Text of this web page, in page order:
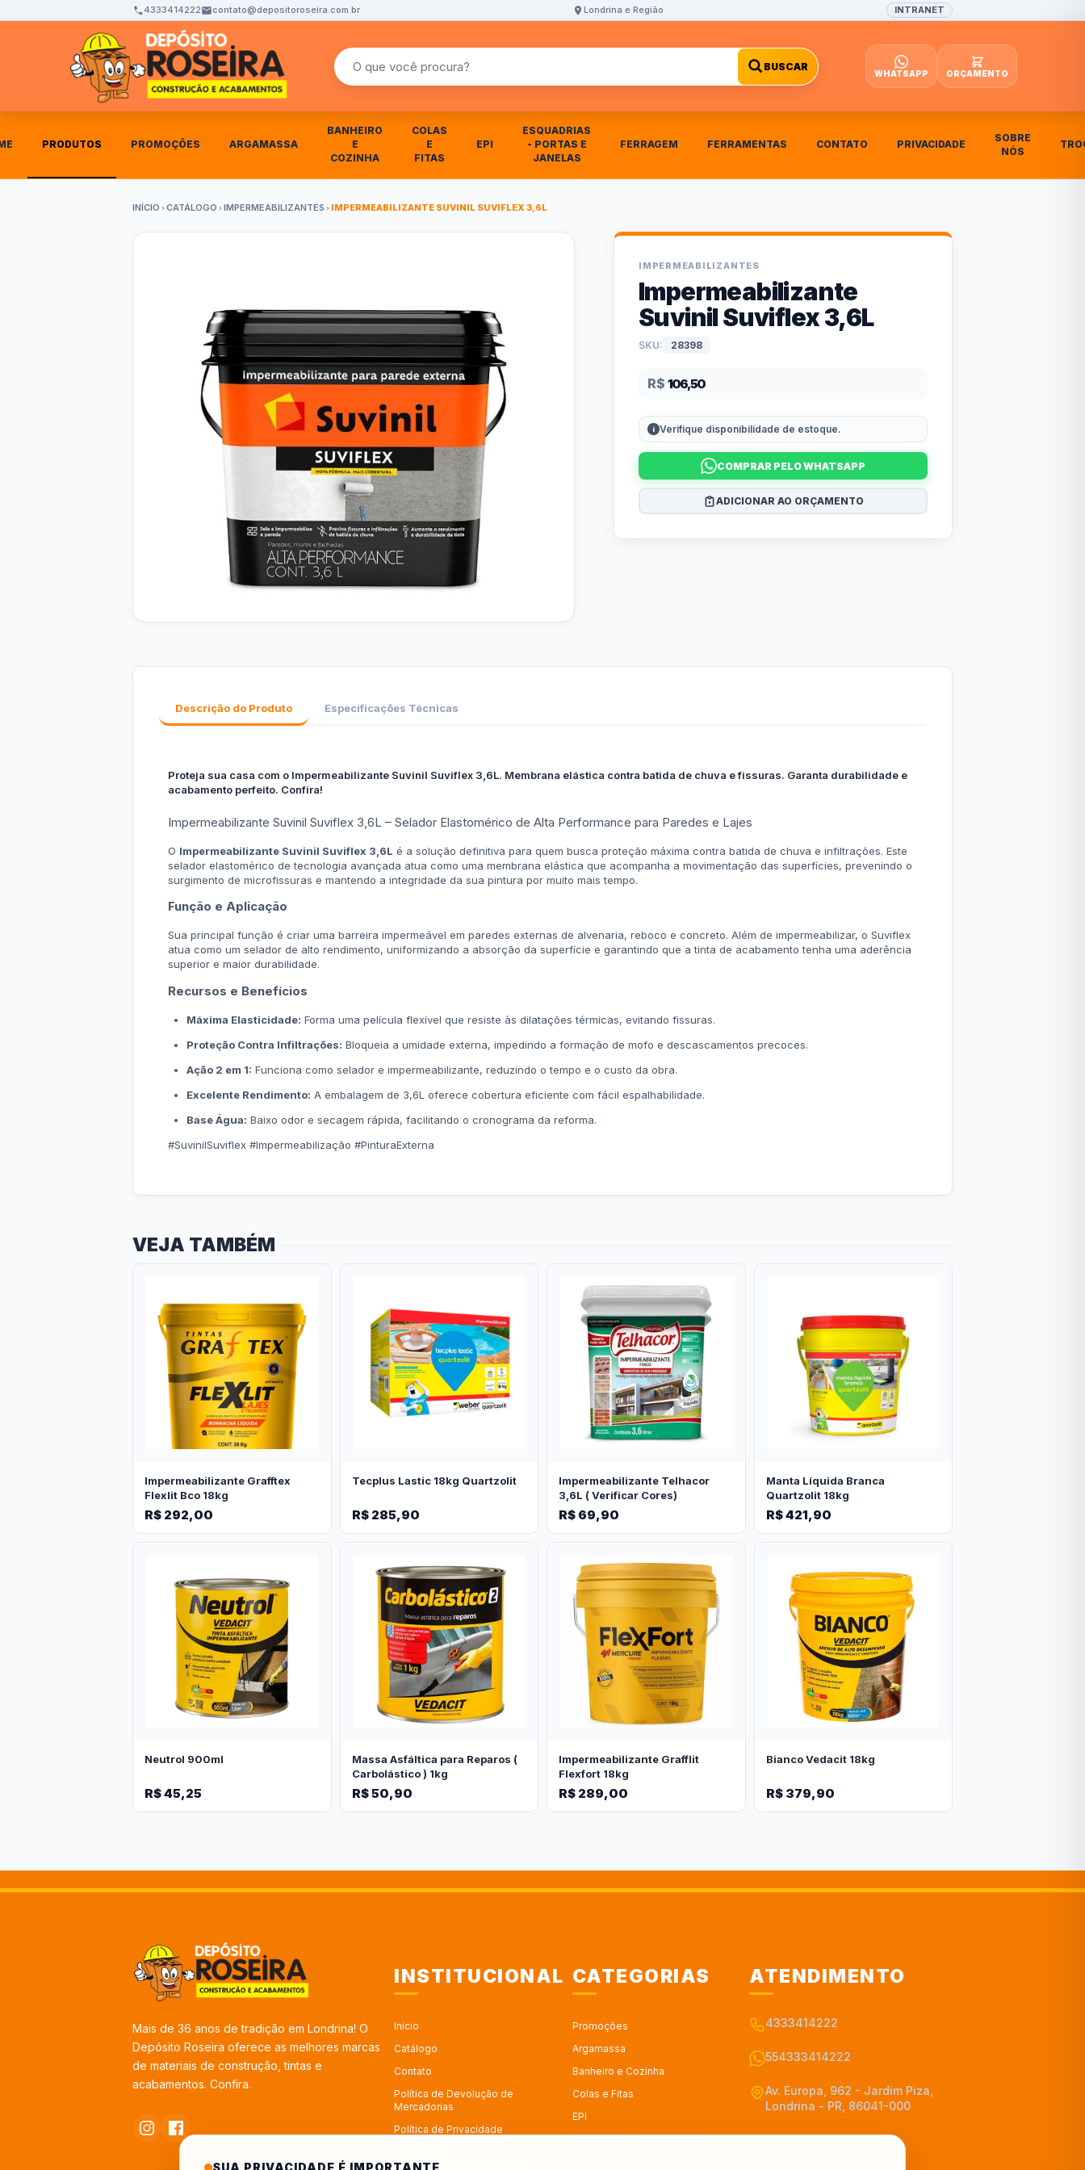
4333414222 contato@depositoroseira.com.br Londrina e Região INTRANET
Buscar produtos
BUSCAR
WHATSAPP ORÇAMENTO
PRODUTOS PROMOÇÕES ARGAMASSA
BANHEIRO
E
COZINHA
COLAS
E
FITAS
EPI
ESQUADRIAS
- PORTAS E
JANELAS
FERRAGEM FERRAMENTAS CONTATO PRIVACIDADE
SOBRE
NÓS
INÍCIO CATÁLOGO IMPERMEABILIZANTES IMPERMEABILIZANTE SUVINIL SUVIFLEX 3,6L
IMPERMEABILIZANTES
Impermeabilizante
Suvinil Suviflex 3,6L
SKU: 28398
R$ 106,50
Verifique disponibilidade de estoque.
COMPRAR PELO WHATSAPP
ADICIONAR AO ORÇAMENTO
Descrição do Produto Especificações Técnicas
Proteja sua casa com o Impermeabilizante Suvinil Suviflex 3,6L. Membrana elástica contra batida de chuva e fissuras. Garanta durabilidade e
acabamento perfeito. Confira!
Impermeabilizante Suvinil Suviflex 3,6L – Selador Elastomérico de Alta Performance para Paredes e Lajes
O Impermeabilizante Suvinil Suviflex 3,6L é a solução definitiva para quem busca proteção máxima contra batida de chuva e infiltrações. Este
selador elastomérico de tecnologia avançada atua como uma membrana elástica que acompanha a movimentação das superfícies, prevenindo o
surgimento de microfissuras e mantendo a integridade da sua pintura por muito mais tempo.
Função e Aplicação
Sua principal função é criar uma barreira impermeável em paredes externas de alvenaria, reboco e concreto. Além de impermeabilizar, o Suviflex
atua como um selador de alto rendimento, uniformizando a absorção da superfície e garantindo que a tinta de acabamento tenha uma aderência
superior e maior durabilidade.
Recursos e Benefícios
Máxima Elasticidade: Forma uma película flexível que resiste às dilatações térmicas, evitando fissuras.
Proteção Contra Infiltrações: Bloqueia a umidade externa, impedindo a formação de mofo e descascamentos precoces.
Ação 2 em 1: Funciona como selador e impermeabilizante, reduzindo o tempo e o custo da obra.
Excelente Rendimento: A embalagem de 3,6L oferece cobertura eficiente com fácil espalhabilidade.
Base Água: Baixo odor e secagem rápida, facilitando o cronograma da reforma.
#SuvinilSuviflex #Impermeabilização #PinturaExterna
VEJA TAMBÉM
Impermeabilizante Grafftex
Flexlit Bco 18kg
R$ 292,00
Tecplus Lastic 18kg Quartzolit
R$ 285,90
Impermeabilizante Telhacor
3,6L ( Verificar Cores)
R$ 69,90
Manta Líquida Branca
Quartzolit 18kg
R$ 421,90
Neutrol 900ml
R$ 45,25
Massa Asfáltica para Reparos (
Carbolástico ) 1kg
R$ 50,90
Impermeabilizante Grafflit
Flexfort 18kg
R$ 289,00
Bianco Vedacit 18kg
R$ 379,90
Mais de 36 anos de tradição em Londrina! O
Depósito Roseira oferece as melhores marcas
de materiais de construção, tintas e
acabamentos. Confira.
INSTITUCIONAL
Início
Catálogo
Contato
Política de Devolução de
Mercadorias
Política de Privacidade
CATEGORIAS
Promoções
Argamassa
Banheiro e Cozinha
Colas e Fitas
EPI
Esquadrias - Portas e Janelas
ATENDIMENTO
4333414222
554333414222
Av. Europa, 962 - Jardim Piza,
Londrina - PR, 86041-000
SUA PRIVACIDADE É IMPORTANTE